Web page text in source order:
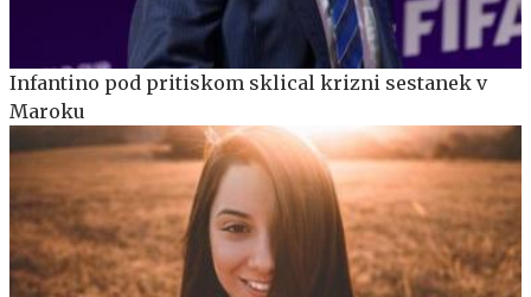
Infantino pod pritiskom sklical krizni sestanek v
Maroku